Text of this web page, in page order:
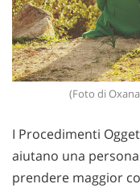
(Foto di
I Procedimenti
aiutano una
prendere maggior